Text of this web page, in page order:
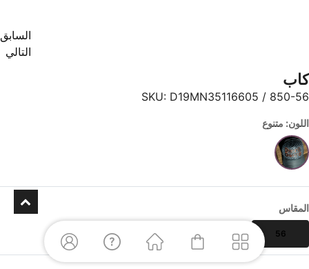
السابق
التالي
كاب
SKU: D19MN35116605 / 850-56
اللون: متنوع
المقاس
56